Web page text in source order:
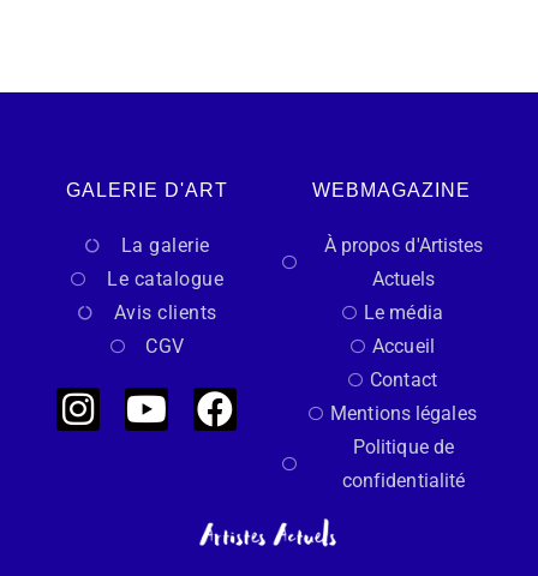
GALERIE D'ART
La galerie
Le catalogue
Avis clients
CGV
WEBMAGAZINE
À propos d'Artistes
Actuels
Le média
Accueil
Contact
Mentions légales
Politique de
confidentialité